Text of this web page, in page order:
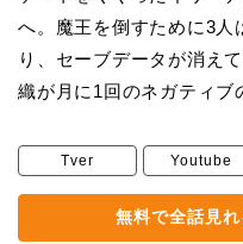
へ。魔王を倒すために3人
り、セーブデータが消え
織が月に1回のネガティブ
Tver Youtube
無料で全話見